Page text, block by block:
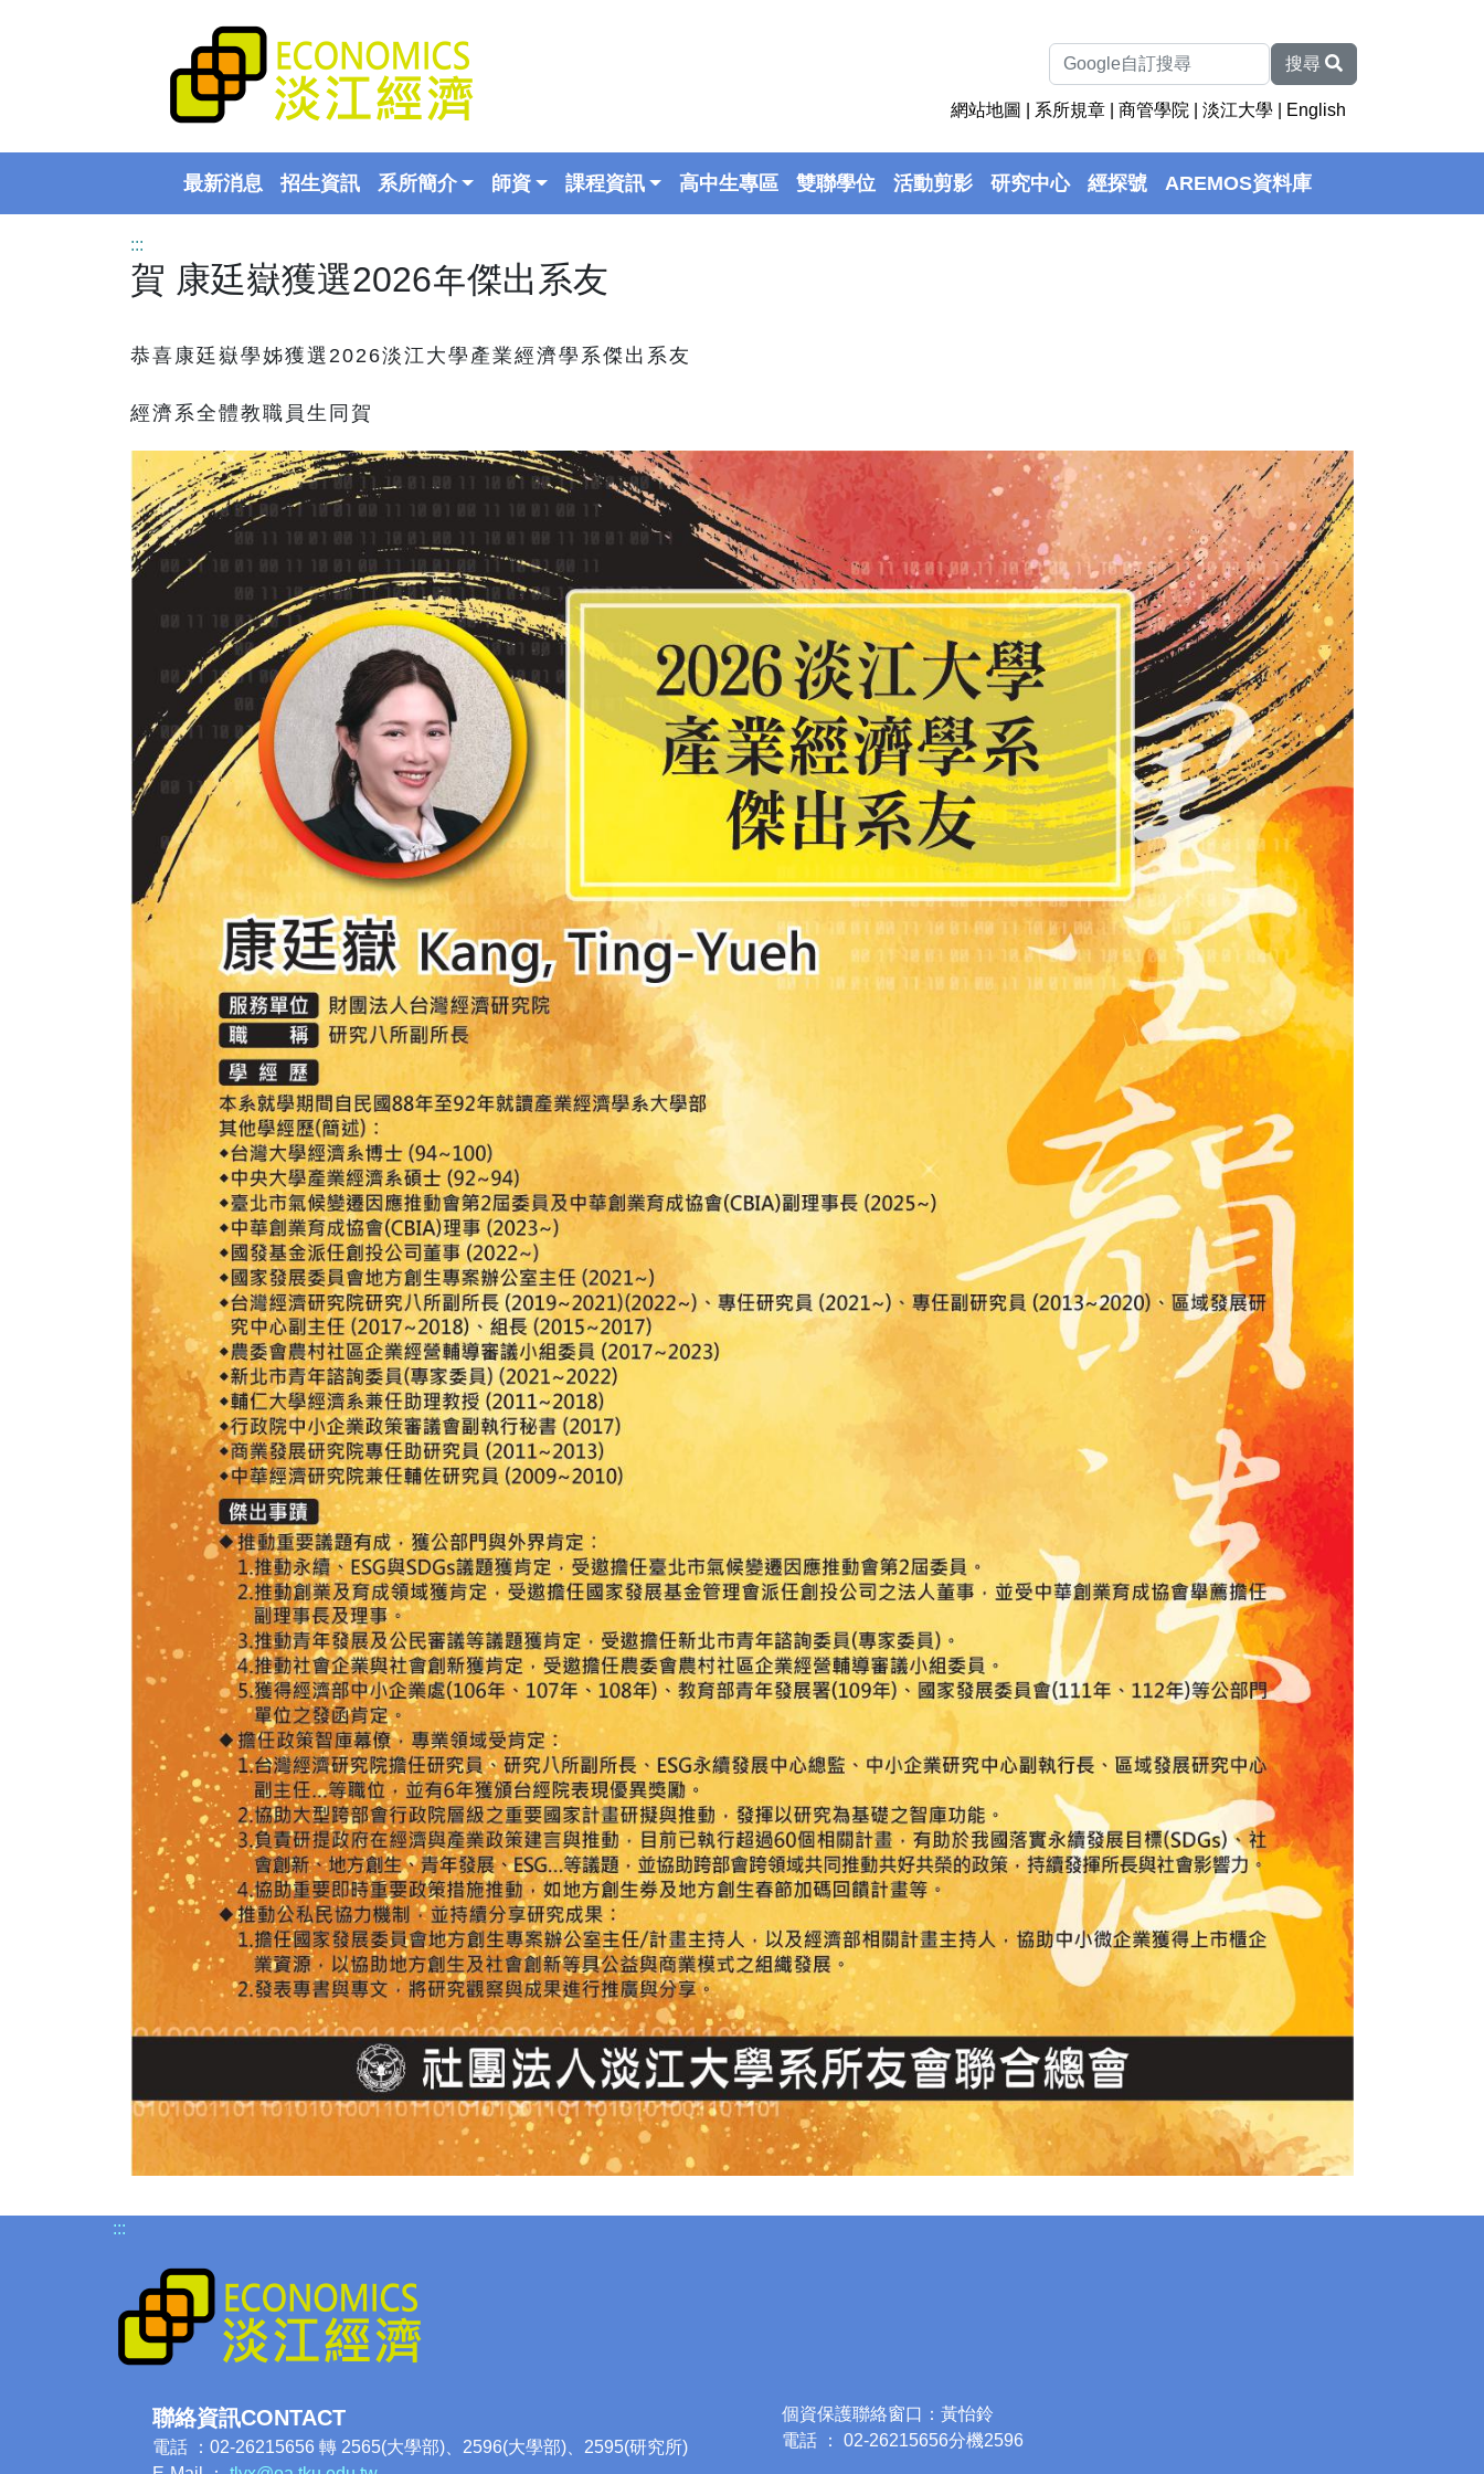
搜尋
網站地圖 系所規章 |商管學院 |淡江大學 English
最新消息 招生資訊 系所簡介 師資 課程資訊 高中生專區 雙聯學位 活動剪影 研究中心 經探號 AREMOS資料庫
:::
賀 康廷嶽獲選2026年傑出系友
恭喜康廷嶽學姊獲選2026淡江大學產業經濟學系傑出系友
經濟系全體教職員生同賀
:::
聯絡資訊CONTACT
電話 ：02-26215656 轉 2565(大學部)、2596(大學部)、2595(研究所)
個資保護聯絡窗口：黃怡鈴
電話 ： 02-26215656分機2596